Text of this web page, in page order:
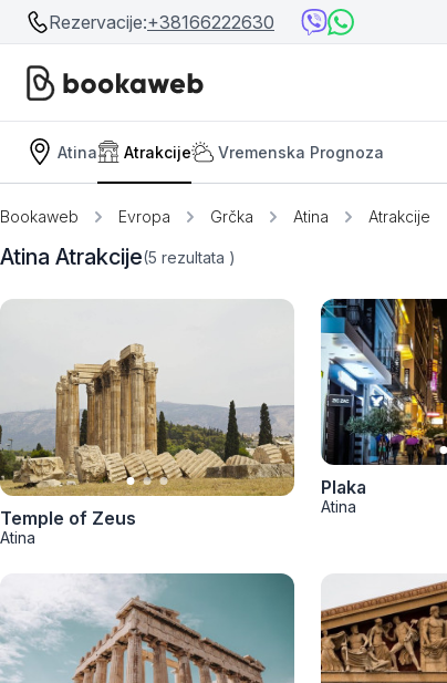
Rezervacije:+38166222630
Srbija
Bosna i Hercegovina
Crna Gora
Ostalo
Srbija
Niš
Srebrno jezero
Prolom Banja
Užice
Smederevo
Pančevo
Vranje
Atina Atrakcije Vremenska Prognoza
Bookaweb Evropa Grčka Atina Atrakcije
Atina Atrakcije(5 rezultata )
Temple of Zeus
Atina
Plaka
Atina